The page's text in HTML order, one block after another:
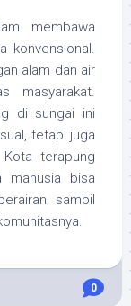
membawa
konvensional.
alam dan air
masyarakat.
di sungai ini
tetapi juga
terapung
manusia bisa
sambil
0